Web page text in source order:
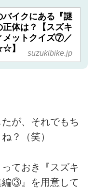
バイクにある『謎
正体は？【スズキ
メットクイズ⑦／
】
suzukibike.jp
が、それでもち
？（笑）
ておき『スズキ
編③』を用意して